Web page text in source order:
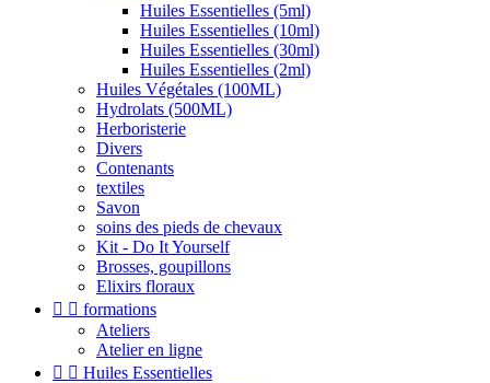
Huiles Essentielles (5ml)
Huiles Essentielles (10ml)
Huiles Essentielles (30ml)
Huiles Essentielles (2ml)
Huiles Végétales (100ML)
Hydrolats (500ML)
Herboristerie
Divers
Contenants
textiles
Savon
soins des pieds de chevaux
Kit - Do It Yourself
Brosses, goupillons
Elixirs floraux
  formations
Ateliers
Atelier en ligne
  Huiles Essentielles